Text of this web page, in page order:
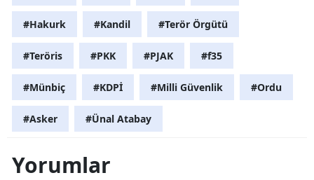
#Hakurk #Kandil #Terör Örgütü
#Teröris #PKK #PJAK #f35
#Münbiç #KDPİ #Milli Güvenlik #Ordu
#Asker #Ünal Atabay
Yorumlar